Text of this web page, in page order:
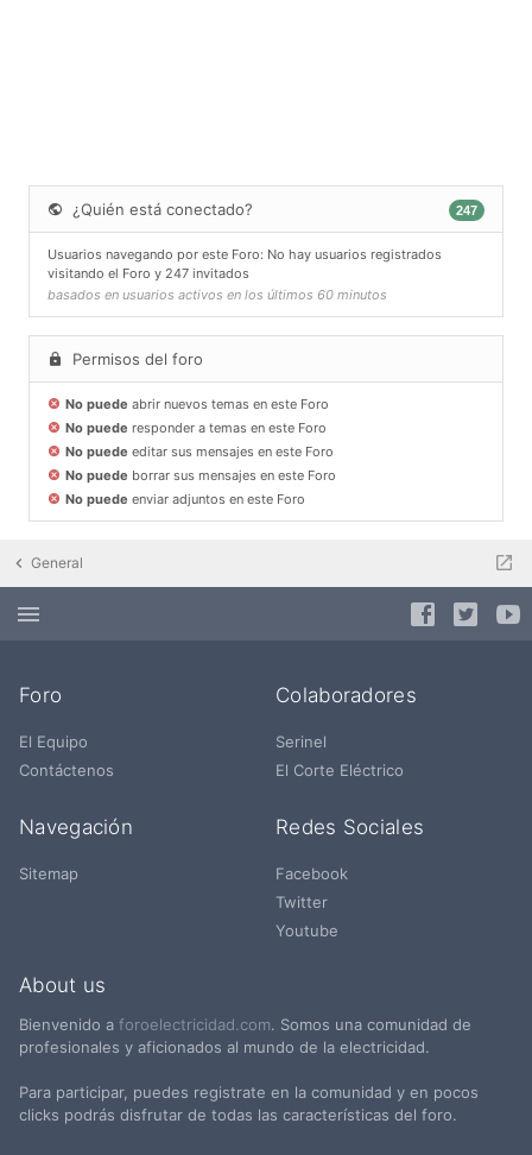
¿Quién está conectado? 247
Usuarios navegando por este Foro: No hay usuarios registrados
visitando el Foro y 247 invitados
basados en usuarios activos en los últimos 60 minutos
Permisos del foro
No puede abrir nuevos temas en este Foro
No puede responder a temas en este Foro
No puede editar sus mensajes en este Foro
No puede borrar sus mensajes en este Foro
No puede enviar adjuntos en este Foro
General
Foro
El Equipo
Contáctenos
Colaboradores
Serinel
El Corte Eléctrico
Navegación
Sitemap
Redes Sociales
Facebook
Twitter
Youtube
About us
Bienvenido a foroelectricidad.com. Somos una comunidad de
profesionales y aficionados al mundo de la electricidad.
Para participar, puedes registrate en la comunidad y en pocos
clicks podrás disfrutar de todas las características del foro.